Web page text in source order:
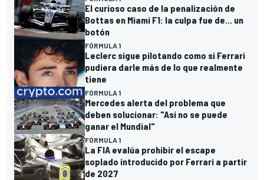
El curioso caso de la penalización de
Bottas en Miami F1: la culpa fue de... un
botón
FÓRMULA 1
Leclerc sigue pilotando como si Ferrari
pudiera darle más de lo que realmente
tiene
FÓRMULA 1
Mercedes alerta del problema que
deben solucionar: "Así no se puede
ganar el Mundial"
FÓRMULA 1
La FIA evalúa prohibir el escape
soplado introducido por Ferrari a partir
de 2027